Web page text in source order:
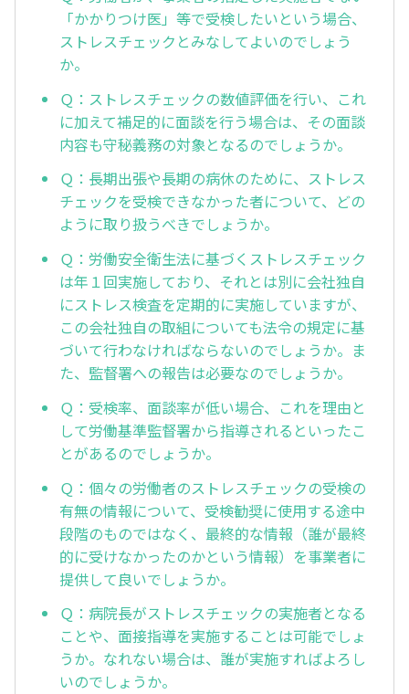
「かかりつけ医」等で受検したいという場合、
ストレスチェックとみなしてよいのでしょう
か。
Ｑ：ストレスチェックの数値評価を行い、これ
に加えて補足的に面談を行う場合は、その面談
内容も守秘義務の対象となるのでしょうか。
Ｑ：長期出張や長期の病休のために、ストレス
チェックを受検できなかった者について、どの
ように取り扱うべきでしょうか。
Ｑ：労働安全衛生法に基づくストレスチェック
は年１回実施しており、それとは別に会社独自
にストレス検査を定期的に実施していますが、
この会社独自の取組についても法令の規定に基
づいて行わなければならないのでしょうか。ま
た、監督署への報告は必要なのでしょうか。
Ｑ：受検率、面談率が低い場合、これを理由と
して労働基準監督署から指導されるといったこ
とがあるのでしょうか。
Ｑ：個々の労働者のストレスチェックの受検の
有無の情報について、受検勧奨に使用する途中
段階のものではなく、最終的な情報（誰が最終
的に受けなかったのかという情報）を事業者に
提供して良いでしょうか。
Ｑ：病院長がストレスチェックの実施者となる
ことや、面接指導を実施することは可能でしょ
うか。なれない場合は、誰が実施すればよろし
いのでしょうか。